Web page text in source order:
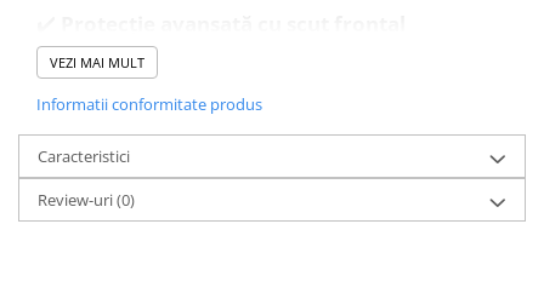
Scutul de impact integrat funcționează ca un airbag, reducând
riscul leziunilor la nivelul gâtului cu până la
VEZI MAI MULT
Informatii conformitate produs
Caracteristici
Review-uri(0)